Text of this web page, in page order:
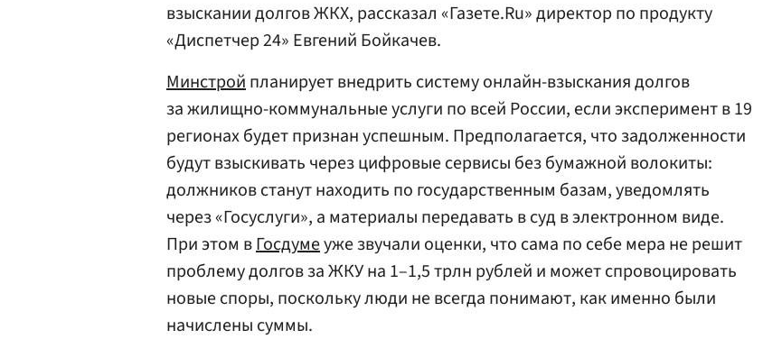
взыскании долгов ЖКХ, рассказал «Газете.Ru» директор по продукту
«Диспетчер 24» Евгений Бойкачев.
Минстройпланирует внедрить систему онлайн-взыскания долгов
за жилищно-коммунальные услуги по всей России, если эксперимент в 19
регионах будет признан успешным. Предполагается, что задолженности
будут взыскивать через цифровые сервисы без бумажной волокиты:
должников станут находить по государственным базам, уведомлять
через «Госуслуги», а материалы передавать в суд в электронном виде.
При этом вГосдумеуже звучали оценки, что сама по себе мера не решит
проблему долгов за ЖКУ на 1–1,5 трлн рублей и может спровоцировать
новые споры, поскольку люди не всегда понимают, как именно были
начислены суммы.